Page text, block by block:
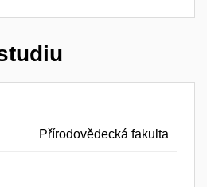
Přírodovědecká fakulta